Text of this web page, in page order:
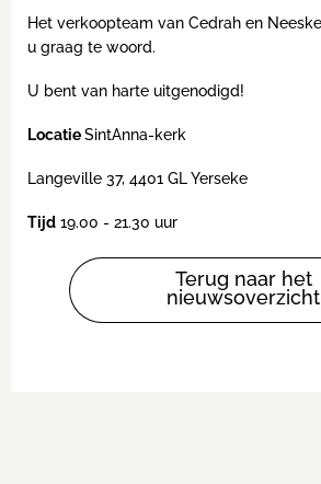
Het verkoopteam van Cedrah en
u graag te woord.
U bent van harte uitgenodigd!
LocatieSintAnna-kerk
Langeville 37, 4401 GL Yerseke
Tijd 19.00 - 21.30 uur
Terug naar het
nieuwsoverzicht